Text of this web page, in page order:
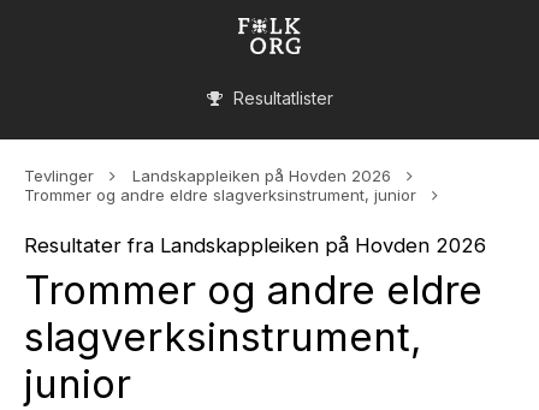
Resultatlister
Tevlinger
Landskappleiken på Hovden 2026
Trommer og andre eldre slagverksinstrument, junior
Resultater fra Landskappleiken på Hovden 2026
Trommer og andre eldre
slagverksinstrument,
junior